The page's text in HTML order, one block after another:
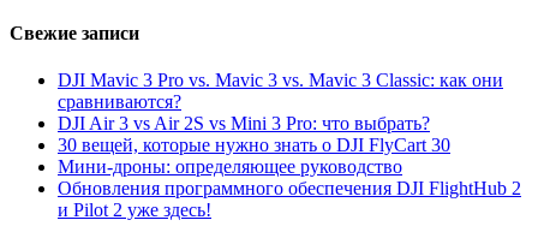
Свежие записи
DJI Mavic 3 Pro vs. Mavic 3 vs. Mavic 3 Classic: как они
сравниваются?
DJI Air 3 vs Air 2S vs Mini 3 Pro: что выбрать?
30 вещей, которые нужно знать о DJI FlyCart 30
Мини-дроны: определяющее руководство
Обновления программного обеспечения DJI FlightHub 2
и Pilot 2 уже здесь!